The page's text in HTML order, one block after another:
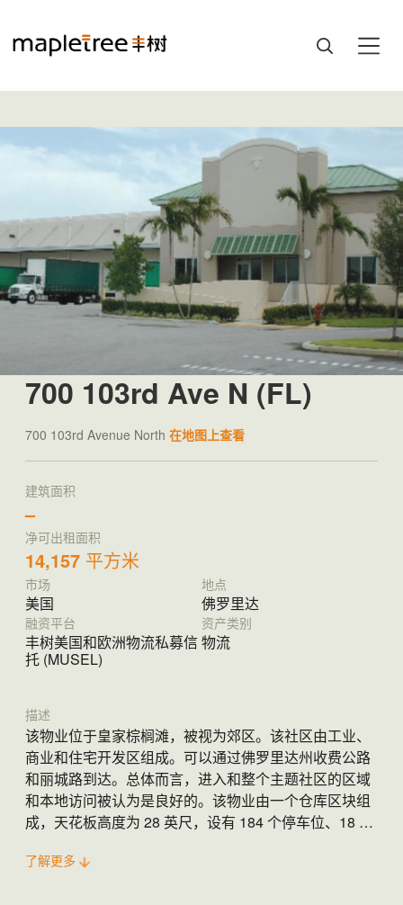
700 103rd Ave N (FL)
700 103rd Avenue North 在地图上查看
建筑面积
–
净可出租面积
14,157 平方米
市场
美国
地点
佛罗里达
融资平台
丰树美国和欧洲物流私募信
托 (MUSEL)
资产类别
物流
描述
该物业位于皇家棕榈滩，被视为郊区。该社区由工业、
商业和住宅开发区组成。可以通过佛罗里达州收费公路
和丽城路到达。总体而言，进入和整个主题社区的区域
和本地访问被认为是良好的。该物业由一个仓库区块组
成，天花板高度为 28 英尺，设有 184 个停车位、18 个
了解更多